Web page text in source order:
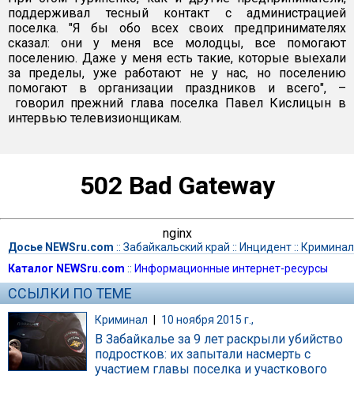
поддерживал тесный контакт с администрацией
поселка. "Я бы обо всех своих предпринимателях
сказал: они у меня все молодцы, все помогают
поселению. Даже у меня есть такие, которые выехали
за пределы, уже работают не у нас, но поселению
помогают в организации праздников и всего", –
говорил прежний глава поселка Павел Кислицын в
интервью телевизионщикам.
502 Bad Gateway
nginx
Досье NEWSru.com :: Забайкальский край :: Инцидент:: Криминал
Каталог NEWSru.com :: Информационные интернет-ресурсы
ССЫЛКИ ПО ТЕМЕ
Криминал 10 ноября 2015 г.,
В Забайкалье за 9 лет раскрыли убийство
подростков: их запытали насмерть с
участием главы поселка и участкового